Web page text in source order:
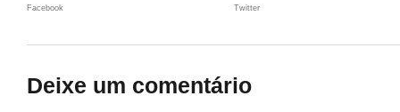
Facebook Twitter
Deixe um comentário